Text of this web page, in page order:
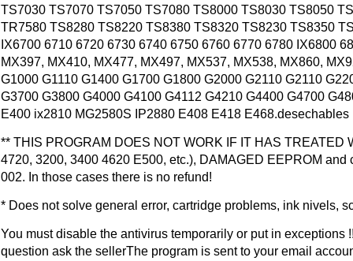
TS7030 TS7070 TS7050 TS7080 TS8000 TS8030 TS8050
TR7580 TS8280 TS8220 TS8380 TS8320 TS8230 TS8350
IX6700 6710 6720 6730 6740 6750 6760 6770 6780 IX6800
MX397, MX410, MX477, MX497, MX537, MX538, MX860,
G1000 G1110 G1400 G1700 G1800 G2000 G2110 G2110
G3700 G3800 G4000 G4100 G4112 G4210 G4400 G4700
E400 ix2810 MG2580S IP2880 E408 E418 E468.desechables
** THIS PROGRAM DOES NOT WORK IF IT HAS
4720, 3200, 3400 4620 E500, etc.), DAMAGED EEPROM
002. In those cases there is no refund!
* Does not solve general error, cartridge problems, ink nivels,
You must disable the antivirus temporarily or put in
question ask the sellerThe program is sent to your email